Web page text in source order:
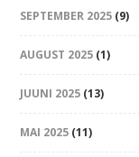
SEPTEMBER 2025 (9)
AUGUST 2025 (1)
JUUNI 2025 (13)
MAI 2025 (11)